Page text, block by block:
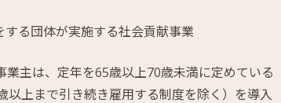
る団体が実施する社会貢献事業
主は、定年を65歳以上70歳未満に定めている
上まで引き続き雇用する制度を除く）を導入